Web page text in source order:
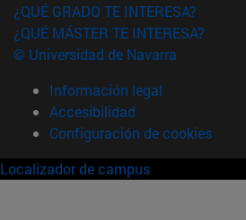
¿QUÉ GRADO TE INTERESA?
¿QUÉ MÁSTER TE INTERESA?
© Universidad de Navarra
Información legal
Accesibilidad
Configuración de cookies
Localizador de campus